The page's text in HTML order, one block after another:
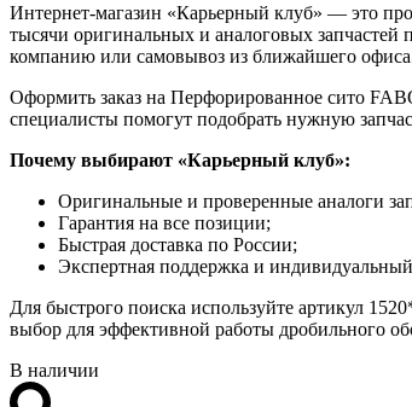
Интернет-магазин «Карьерный клуб» — это
тысячи оригинальных и аналоговых
компанию или самовывоз из ближайшего
Оформить заказ на Перфорированное сито
специалисты помогут подобрать нужную
Почему выбирают «Карьерный клуб»:
Оригинальные и проверенные аналоги
Гарантия на все позиции;
Быстрая доставка по России;
Экспертная поддержка и
Для быстрого поиска используйте артикул
выбор для эффективной работы дробильного
В наличии